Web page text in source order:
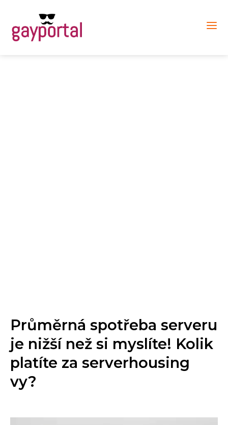
Průměrná spotřeba serveru
je nižší než si myslíte! Kolik
platíte za serverhousing
vy?